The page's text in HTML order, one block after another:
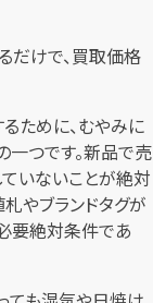
だけで、買取価格
ために、むやみに
一つです。新品で売
いないことが絶対
やブランドタグが
要絶対条件であ